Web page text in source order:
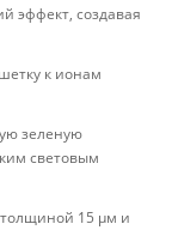
эффект, создавая
к ионам
зеленую
световым
15 μм и